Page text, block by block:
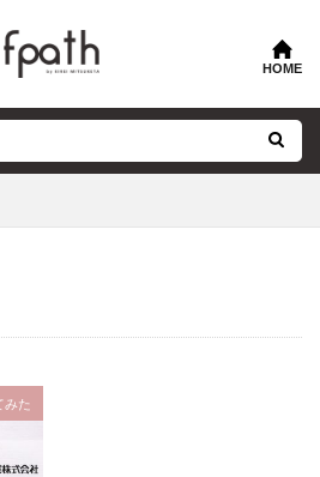
みた